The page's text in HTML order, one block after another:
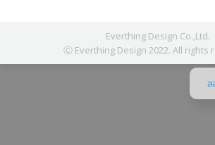
Everthing Design Co.,Ltd.
Ⓒ Everthing Design 2022. All rights
ส